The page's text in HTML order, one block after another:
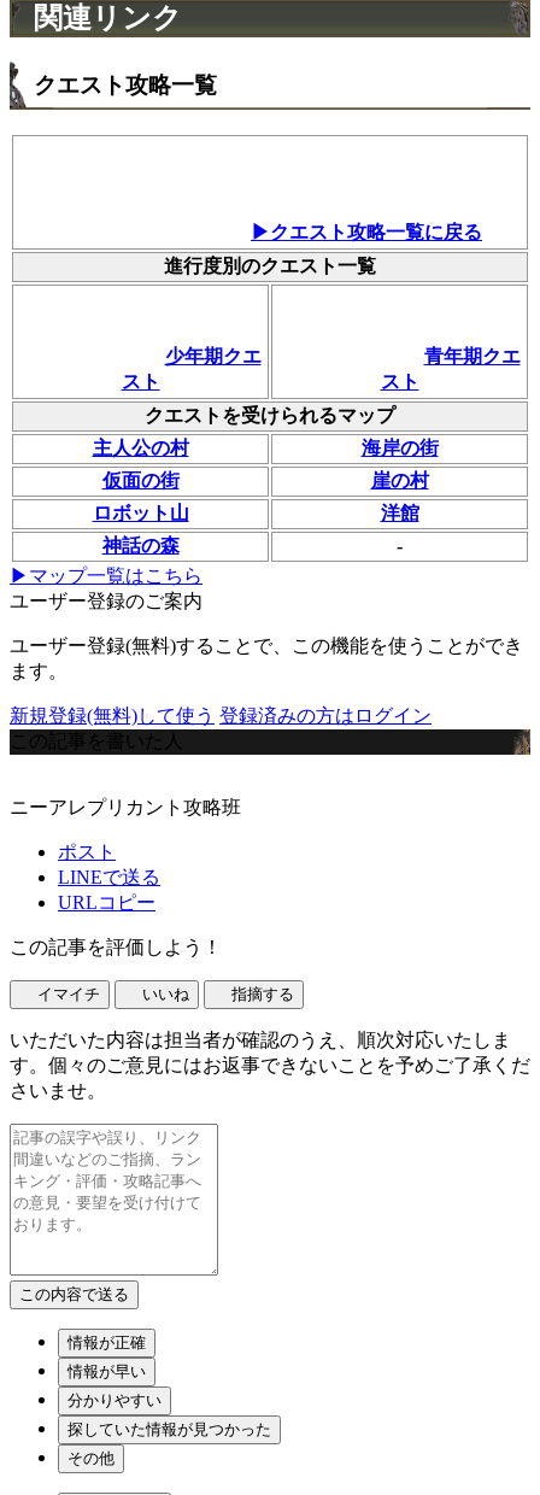
関連リンク
クエスト攻略一覧
▶クエスト攻略一覧に戻る
進行度別のクエスト一覧
少年期クエ
スト
青年期クエ
スト
クエストを受けられるマップ
主人公の村
海岸の街
仮面の街
崖の村
ロボット山
洋館
神話の森
-
▶マップ一覧はこちら
ユーザー登録のご案内
ユーザー登録(無料)することで、この機能を使うことができ
ます。
新規登録(無料)して使う 登録済みの方はログイン
この記事を書いた人
ニーアレプリカント攻略班
ポスト
LINEで送る
URLコピー
この記事を評価しよう！
イマイチ いいね 指摘する
いただいた内容は担当者が確認のうえ、順次対応いたしま
す。個々のご意見にはお返事できないことを予めご了承くだ
さいませ。
情報が正確
情報が早い
分かりやすい
探していた情報が見つかった
その他